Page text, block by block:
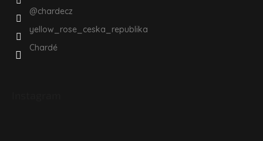
@chardecz
yellow_rose_ceska_republika
Chardé